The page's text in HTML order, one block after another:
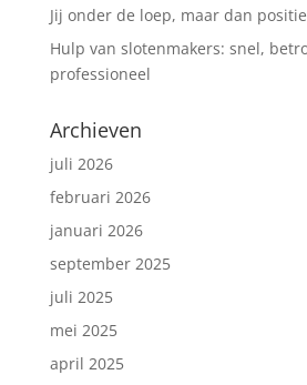
Jij onder de loep, maar dan
Hulp van slotenmakers: snel,
professioneel
Archieven
juli 2026
februari 2026
januari 2026
september 2025
juli 2025
mei 2025
april 2025